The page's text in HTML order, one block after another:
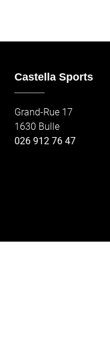
Castella Sports
Grand-Rue 17
1630 Bulle
026 912 76 47